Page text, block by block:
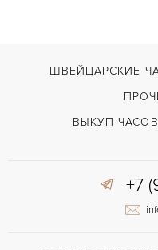
ШВЕЙЦАРСКИЕ
ВЫКУП
+7